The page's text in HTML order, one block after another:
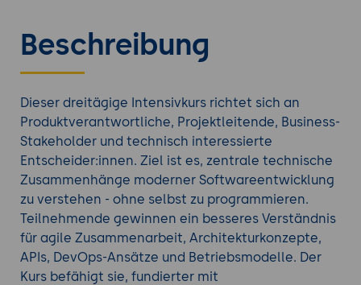
Beschreibung
Dieser dreitägige Intensivkurs richtet sich an
Produktverantwortliche, Projektleitende, Business-
Stakeholder und technisch interessierte
Entscheider:innen. Ziel ist es, zentrale technische
Zusammenhänge moderner Softwareentwicklung
zu verstehen - ohne selbst zu programmieren.
Teilnehmende gewinnen ein besseres Verständnis
für agile Zusammenarbeit, Architekturkonzepte,
APIs, DevOps-Ansätze und Betriebsmodelle. Der
Kurs befähigt sie, fundierter mit